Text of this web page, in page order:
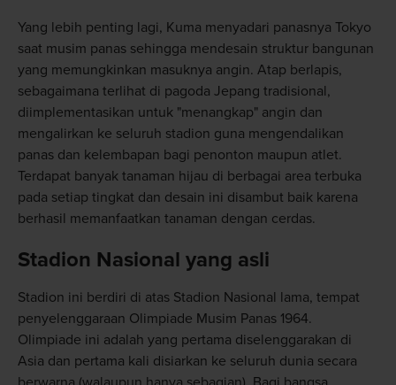
Yang lebih penting lagi, Kuma menyadari panasnya Tokyo
saat musim panas sehingga mendesain struktur bangunan
yang memungkinkan masuknya angin. Atap berlapis,
sebagaimana terlihat di pagoda Jepang tradisional,
diimplementasikan untuk "menangkap" angin dan
mengalirkan ke seluruh stadion guna mengendalikan
panas dan kelembapan bagi penonton maupun atlet.
Terdapat banyak tanaman hijau di berbagai area terbuka
pada setiap tingkat dan desain ini disambut baik karena
berhasil memanfaatkan tanaman dengan cerdas.
Stadion Nasional yang asli
Stadion ini berdiri di atas Stadion Nasional lama, tempat
penyelenggaraan Olimpiade Musim Panas 1964.
Olimpiade ini adalah yang pertama diselenggarakan di
Asia dan pertama kali disiarkan ke seluruh dunia secara